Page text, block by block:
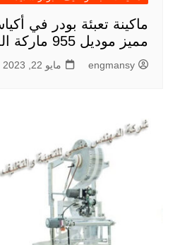
ماكينة تعبئة بودر في
مميز موديل 955 ماركة المهندس منسى
engmansy مايو 22, 2023